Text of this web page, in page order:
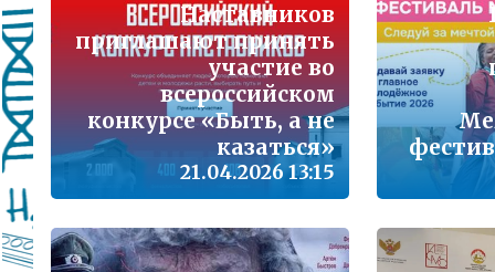
Школа управленческого резерва: Ваш
Подробнее...
ВАШ РЕБЁНОК ИДЁТ В ДЕТСКИЙ САД
Подробнее...
Детский телефон доверия
Подробнее...
Наставников
приглашают принять
участие во
всероссийском
конкурсе «Быть, а не
казаться»
21.04.2026 13:15